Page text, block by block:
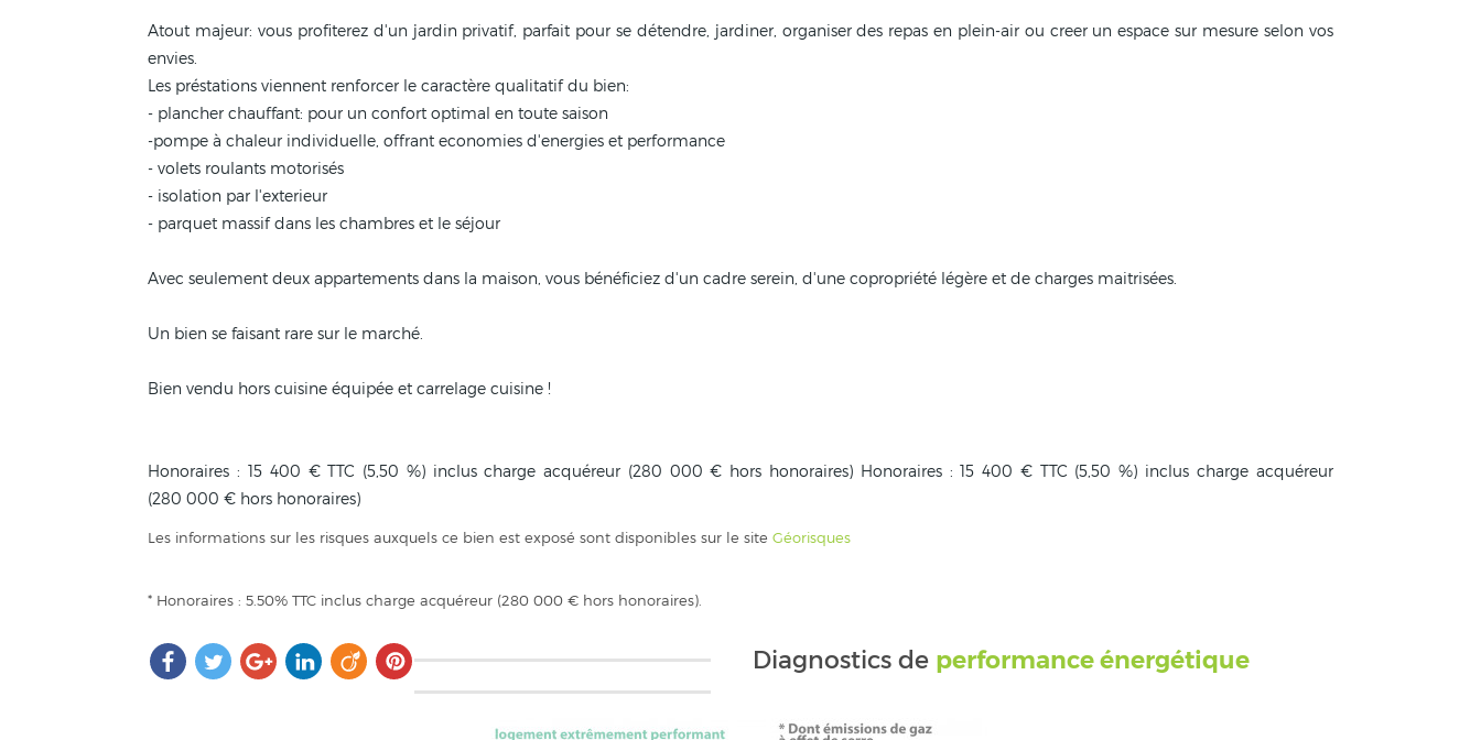
Atout majeur: vous profiterez d'un jardin privatif, parfait pour se détendre, jardiner, organiser des repas en plein-air ou creer un espace sur mesure selon vos
envies.
Les préstations viennent renforcer le caractère qualitatif du bien:
- plancher chauffant: pour un confort optimal en toute saison
-pompe à chaleur individuelle, offrant economies d'energies et performance
- volets roulants motorisés
- isolation par l'exterieur
- parquet massif dans les chambres et le séjour
Avec seulement deux appartements dans la maison, vous bénéficiez d'un cadre serein, d'une copropriété légère et de charges maitrisées.
Un bien se faisant rare sur le marché.
Bien vendu hors cuisine équipée et carrelage cuisine !
Honoraires : 15 400 € TTC (5,50 %) inclus charge acquéreur (280 000 € hors honoraires) Honoraires : 15 400 € TTC (5,50 %) inclus charge acquéreur
(280 000 € hors honoraires)
Les informations sur les risques auxquels ce bien est exposé sont disponibles sur le siteGéorisques
* Honoraires : 5.50% TTC inclus charge acquéreur (280 000 € hors honoraires).
Diagnostics de performance énergétique